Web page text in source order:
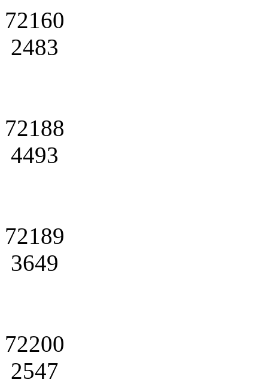
72160
2483
72188
4493
72189
3649
72200
2547